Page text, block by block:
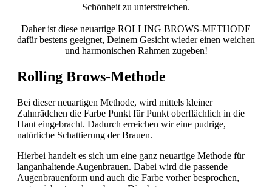
Schönheit zu unterstreichen.
Daher ist diese neuartige ROLLING BROWS-METHODE
dafür bestens geeignet, Deinem Gesicht wieder einen weichen
und harmonischen Rahmen zugeben!
Rolling Brows-Methode
Bei dieser neuartigen Methode, wird mittels kleiner
Zahnrädchen die Farbe Punkt für Punkt oberflächlich in die
Haut eingebracht. Dadurch erreichen wir eine pudrige,
natürliche Schattierung der Brauen.
Hierbei handelt es sich um eine ganz neuartige Methode für
langanhaltende Augenbrauen. Dabei wird die passende
Augenbrauenform und auch die Farbe vorher besprochen,